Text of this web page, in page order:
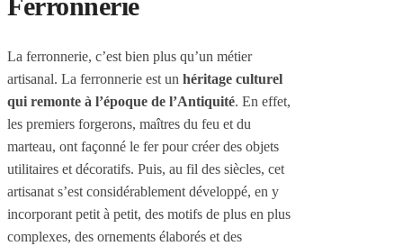
Ferronnerie
La ferronnerie, c’est bien plus qu’un métier
artisanal. La ferronnerie est un héritage culturel
qui remonte à l’époque de l’Antiquité. En effet,
les premiers forgerons, maîtres du feu et du
marteau, ont façonné le fer pour créer des objets
utilitaires et décoratifs. Puis, au fil des siècles, cet
artisanat s’est considérablement développé, en y
incorporant petit à petit, des motifs de plus en plus
complexes, des ornements élaborés et des